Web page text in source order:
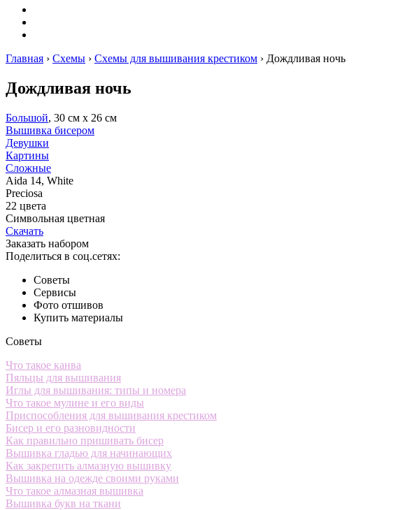
Главная › Схемы › Схемы для вышивания крестиком › Дождливая ночь
Дождливая ночь
Большой, 30 см х 26 см
Вышивка бисером
Девушки
Картины
Сложные
Aida 14, White
Preciosa
22 цвета
Символьная цветная
Скачать
Заказать набором
Поделиться в соц.сетях:
Советы
Сервисы
Фото отшивов
Купить материалы
Советы
Что такое канва
Пяльцы для вышивания
Иглы для вышивания: типы и номера
Что такое мулине и его виды
Приспособления для вышивания крестиком
Бисер и его разновидности
Как правильно пришивать бисер
Вышивка гладью для начинающих
Как закрепить алмазную вышивку
Вышивка на одежде своими руками
Что такое алмазная вышивка
Вышивка букв на ткани